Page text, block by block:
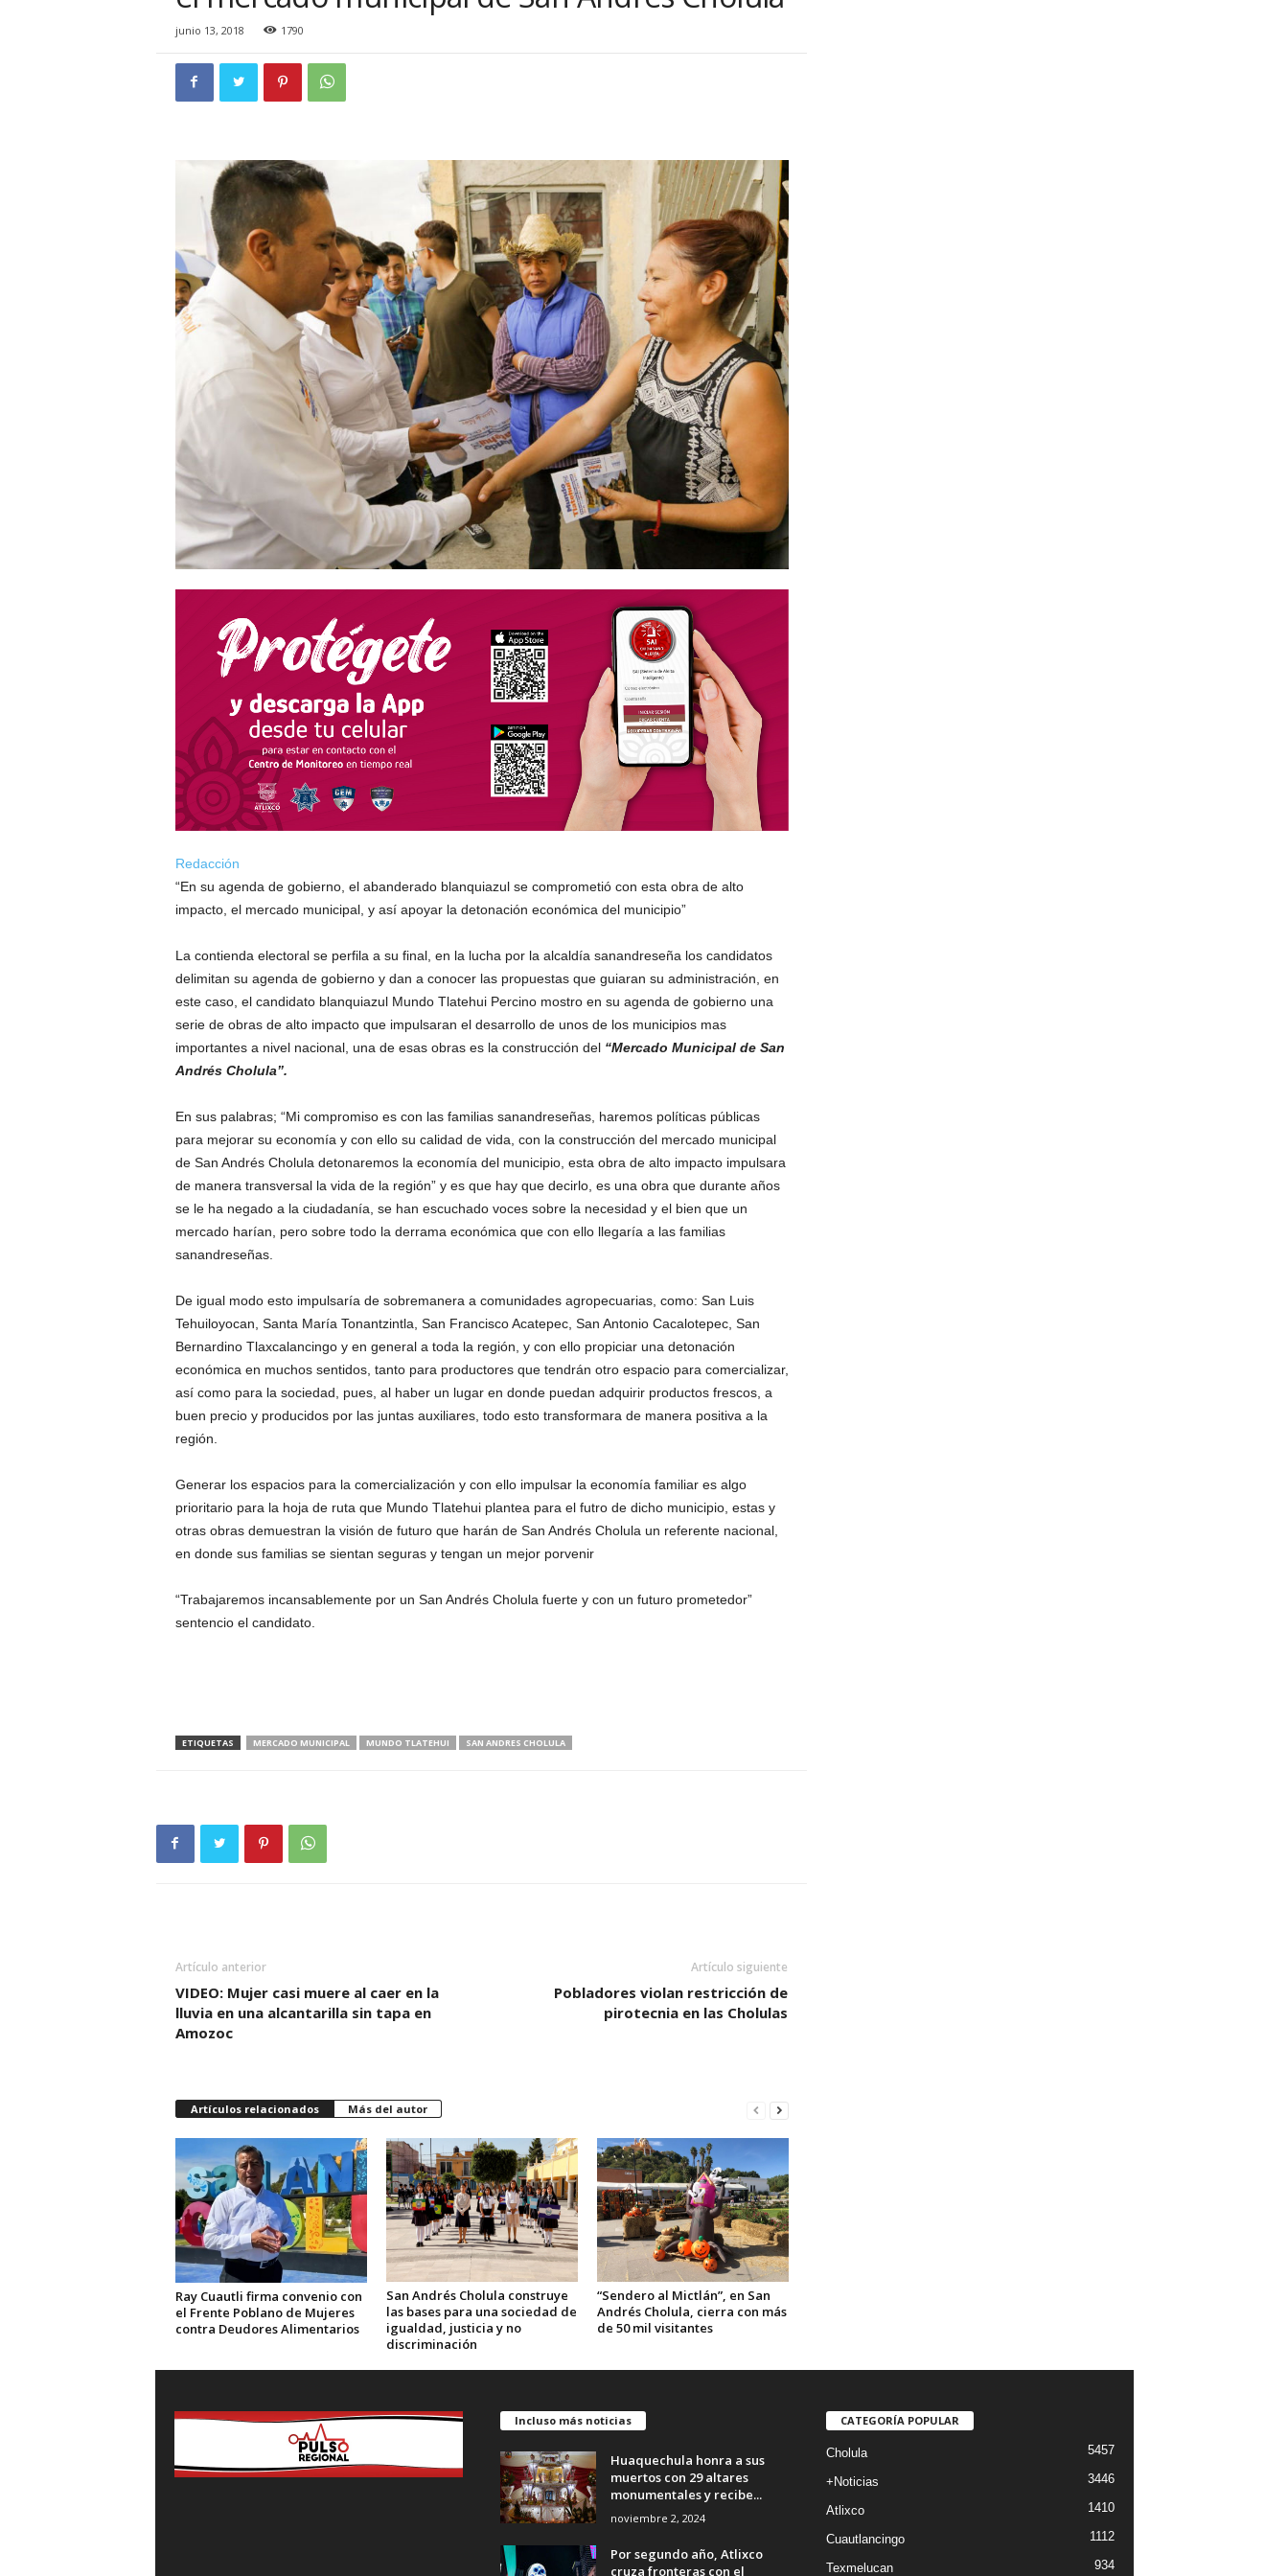
junio 13, 2018 1790
Redacción
“En su agenda de gobierno, el abanderado blanquiazul se comprometió con esta obra de alto
impacto, el mercado municipal, y así apoyar la detonación económica del municipio”
La contienda electoral se perfila a su final, en la lucha por la alcaldía sanandreseña los candidatos
delimitan su agenda de gobierno y dan a conocer las propuestas que guiaran su administración, en
este caso, el candidato blanquiazul Mundo Tlatehui Percino mostro en su agenda de gobierno una
serie de obras de alto impacto que impulsaran el desarrollo de unos de los municipios mas
importantes a nivel nacional, una de esas obras es la construcción del “Mercado Municipal de San
Andrés Cholula”.
En sus palabras; “Mi compromiso es con las familias sanandreseñas, haremos políticas públicas
para mejorar su economía y con ello su calidad de vida, con la construcción del mercado municipal
de San Andrés Cholula detonaremos la economía del municipio, esta obra de alto impacto impulsara
de manera transversal la vida de la región” y es que hay que decirlo, es una obra que durante años
se le ha negado a la ciudadanía, se han escuchado voces sobre la necesidad y el bien que un
mercado harían, pero sobre todo la derrama económica que con ello llegaría a las familias
sanandreseñas.
De igual modo esto impulsaría de sobremanera a comunidades agropecuarias, como: San Luis
Tehuiloyocan, Santa María Tonantzintla, San Francisco Acatepec, San Antonio Cacalotepec, San
Bernardino Tlaxcalancingo y en general a toda la región, y con ello propiciar una detonación
económica en muchos sentidos, tanto para productores que tendrán otro espacio para comercializar,
así como para la sociedad, pues, al haber un lugar en donde puedan adquirir productos frescos, a
buen precio y producidos por las juntas auxiliares, todo esto transformara de manera positiva a la
región.
Generar los espacios para la comercialización y con ello impulsar la economía familiar es algo
prioritario para la hoja de ruta que Mundo Tlatehui plantea para el futro de dicho municipio, estas y
otras obras demuestran la visión de futuro que harán de San Andrés Cholula un referente nacional,
en donde sus familias se sientan seguras y tengan un mejor porvenir
“Trabajaremos incansablemente por un San Andrés Cholula fuerte y con un futuro prometedor”
sentencio el candidato.
ETIQUETAS MERCADO MUNICIPAL MUNDO TLATEHUI SAN ANDRES CHOLULA
Artículo anterior
VIDEO: Mujer casi muere al caer en la
lluvia en una alcantarilla sin tapa en
Amozoc
Artículo siguiente
Pobladores violan restricción de
pirotecnia en las Cholulas
Artículos relacionados Más del autor
Ray Cuautli firma convenio con
el Frente Poblano de Mujeres
contra Deudores Alimentarios
San Andrés Cholula construye
las bases para una sociedad de
igualdad, justicia y no
discriminación
“Sendero al Mictlán”, en San
Andrés Cholula, cierra con más
de 50 mil visitantes
Incluso más noticias
Huaquechula honra a sus
muertos con 29 altares
monumentales y recibe...
noviembre 2, 2024
Por segundo año, Atlixco
cruza fronteras con el
CATEGORÍA POPULAR
Cholula 5457
+Noticias 3446
Atlixco 1410
Cuautlancingo 1112
Texmelucan 934